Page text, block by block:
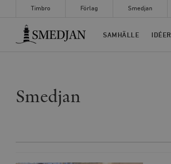
Timbro Förlag Smedjan
Timbro
SAMHÄLLE IDÉER
Smedjan